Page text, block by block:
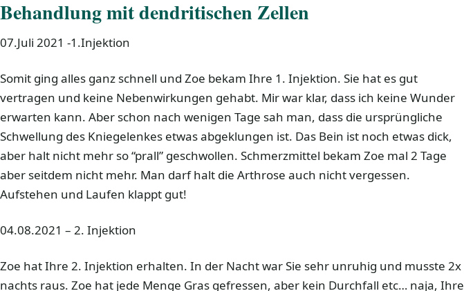
Behandlung mit dendritischen Zellen
07.Juli 2021 -1.Injektion
Somit ging alles ganz schnell und Zoe bekam Ihre 1. Injektion. Sie hat es gut
vertragen und keine Nebenwirkungen gehabt. Mir war klar, dass ich keine Wunder
erwarten kann. Aber schon nach wenigen Tage sah man, dass die ursprüngliche
Schwellung des Kniegelenkes etwas abgeklungen ist. Das Bein ist noch etwas dick,
aber halt nicht mehr so “prall” geschwollen. Schmerzmittel bekam Zoe mal 2 Tage
aber seitdem nicht mehr. Man darf halt die Arthrose auch nicht vergessen.
Aufstehen und Laufen klappt gut!
04.08.2021 – 2. Injektion
Zoe hat Ihre 2. Injektion erhalten. In der Nacht war Sie sehr unruhig und musste 2x
nachts raus. Zoe hat jede Menge Gras gefressen, aber kein Durchfall etc… naja, Ihre